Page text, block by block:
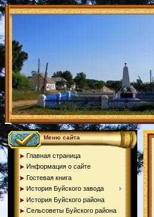
Меню сайта
Главная страница
Информация о сайте
Гостевая книга
История Буйского завода
История Буйского района
Сельсоветы Буйского района